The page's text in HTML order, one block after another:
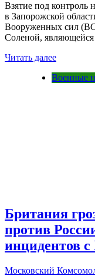
Взятие под контроль
в Запорожской
Вооруженных сил
Соленой,
Читать далее
Военные
Британия
против
инцидентов
Московский